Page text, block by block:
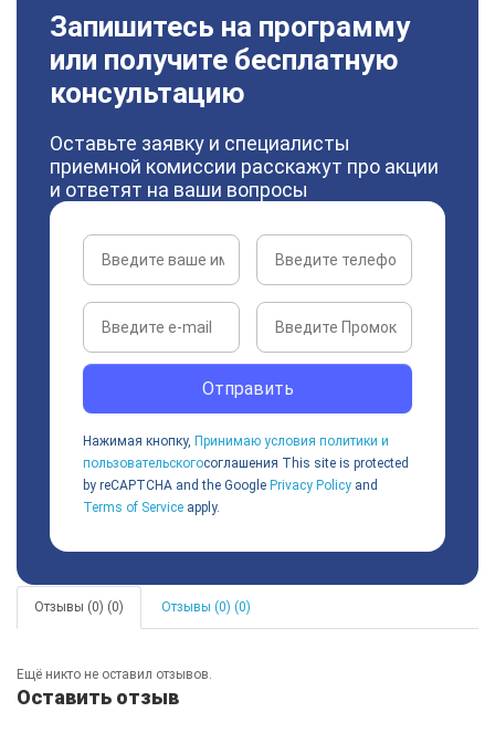
Запишитесь на программу
или получите бесплатную
консультацию
Оставьте заявку и специалисты
приемной комиссии расскажут про акции
и ответят на ваши вопросы
Отправить
Нажимая кнопку, Принимаю условия политики и
пользовательскогосоглашения This site is protected
by reCAPTCHA and the Google Privacy Policy and
Terms of Service apply.
Отзывы (0) (0) Отзывы (0) (0)
Ещё никто не оставил отзывов.
Оставить отзыв